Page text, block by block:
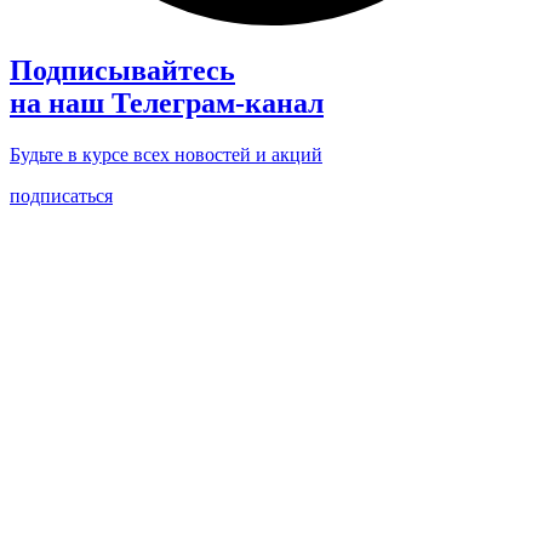
Подписывайтесь
на наш Телеграм-канал
Будьте в курсе всех новостей и акций
подписаться